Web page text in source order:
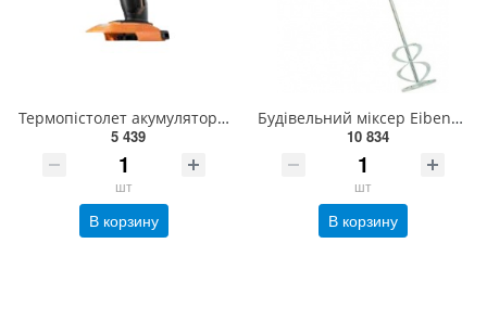
Термопістолет акумуляторний BHG18-0 AEG, 169.9л/хв, 482⁰С (Techtronic Industries (DIS) GmbH, 4935480
5 439
шт
В корзину
Будівельний міксер Eibenstock EHR 20.1 L SET (07701000)
10 834
шт
В корзину